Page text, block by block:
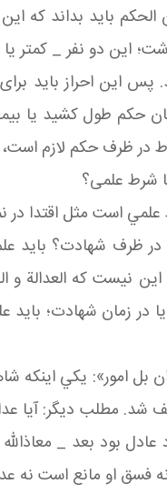
بايد بداند که
اين دو نفر _ کمتر
پس اين احراز
حکم طول کشيد يا
در ظرف حکم لازم
شرط علمی؟
است مثل اقتدا
ظرف شهادت؟ بايد
اين نيست که
زمان شهادت؛ بايد
امور»: يکي اينکه
شد. مطلب ديگر: آيا
بود بعد _
نه فسق او مانع است